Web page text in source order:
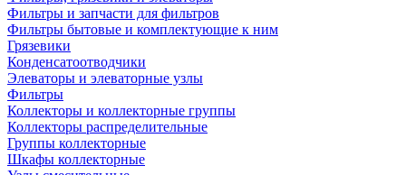
Фильтры и запчасти для фильтров
Фильтры бытовые и комплектующие к ним
Грязевики
Конденсатоотводчики
Элеваторы и элеваторные узлы
Фильтры
Коллекторы и коллекторные группы
Коллекторы распределительные
Группы коллекторные
Шкафы коллекторные